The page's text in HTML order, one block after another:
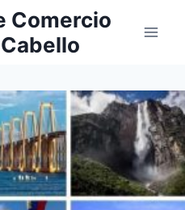
Comercio